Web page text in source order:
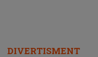
DIVERTISMENT